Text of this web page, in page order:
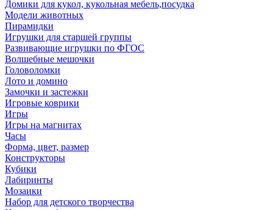
Домики для кукол, кукольная мебель,посудка
Модели животных
Пирамидки
Игрушки для старшей группы
Развивающие игрушки по ФГОС
Волшебные мешочки
Головоломки
Лото и домино
Замочки и застежки
Игровые коврики
Игры
Игры на магнитах
Часы
Форма, цвет, размер
Конструкторы
Кубики
Лабиринты
Мозаики
Набор для детского творчества